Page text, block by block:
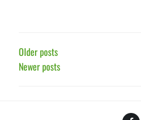
POSTS
NAVIGATION
Older posts
Newer posts